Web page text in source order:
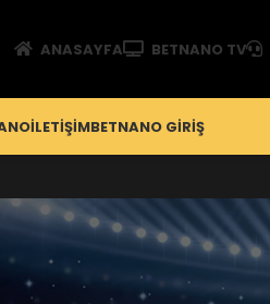
ANASAYFA BETNANO TV
İLETIŞIMBETNANO GİRIŞ